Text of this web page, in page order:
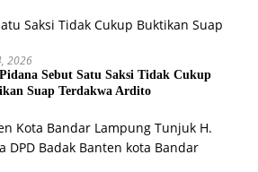
2026
Sebut Satu Saksi Tidak Cukup
Suap Terdakwa Ardito